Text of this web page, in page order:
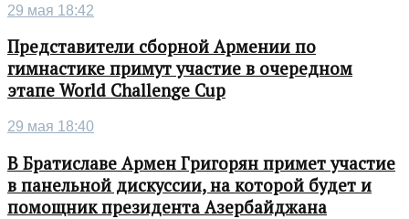
29 мая 18:42
Представители сборной Армении по
гимнастике примут участие в очередном
этапе World Challenge Cup
29 мая 18:40
В Братиславе Армен Григорян примет участие
в панельной дискуссии, на которой будет и
помощник президента Азербайджана